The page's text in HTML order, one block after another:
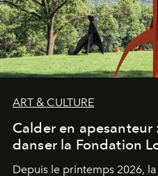
ART & CULTURE
Calder en
danser la Fondation
Depuis le printemps 2026,